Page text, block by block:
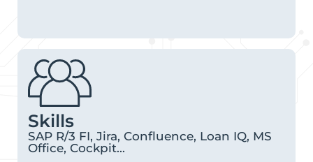
Skills
SAP R/3 FI, Jira, Confluence, Loan IQ, MS
Office, Cockpit...